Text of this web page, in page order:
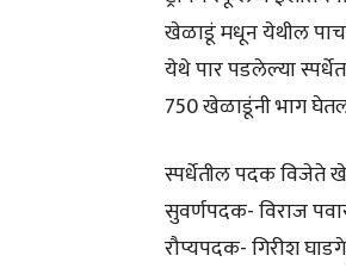
खेळाडूं मधून येथील पाच
येथे पार पडलेल्या
750 खेळाडूंनी भाग
स्पर्धेतील पदक विजेते
सुवर्णपदक- विराज
रौप्यपदक- गिरीश